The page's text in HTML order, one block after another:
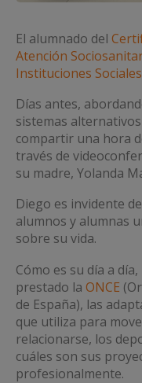
El alumnado del
Atención
Instituciones Sociales
Días antes,
sistemas
compartir una hora
través de
su madre, Yolanda
Diego es invidente
alumnos y alumnas
sobre su vida.
Cómo es su día a
prestado la ONCE
de España), las
que utiliza para
relacionarse, los
cuáles son sus
profesionalmente.